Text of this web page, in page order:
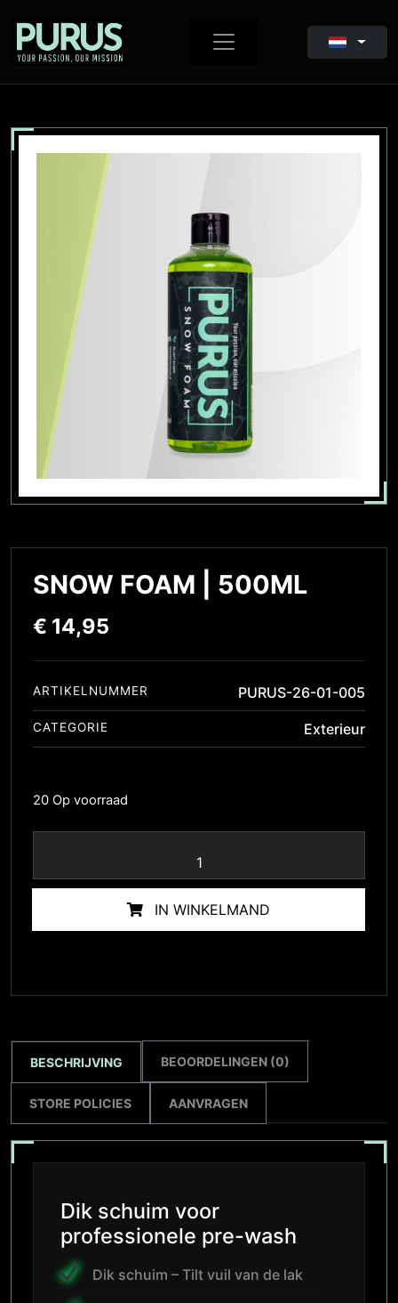
SNOW FOAM | 500ML
€ 14,95
ARTIKELNUMMER PURUS-26-01-005
CATEGORIE Exterieur
20 Op voorraad
IN WINKELMAND
BESCHRIJVING BEOORDELINGEN (0)
STORE POLICIES AANVRAGEN
Dik schuim voor
professionele pre-wash
Dik schuim – Tilt vuil van de lak